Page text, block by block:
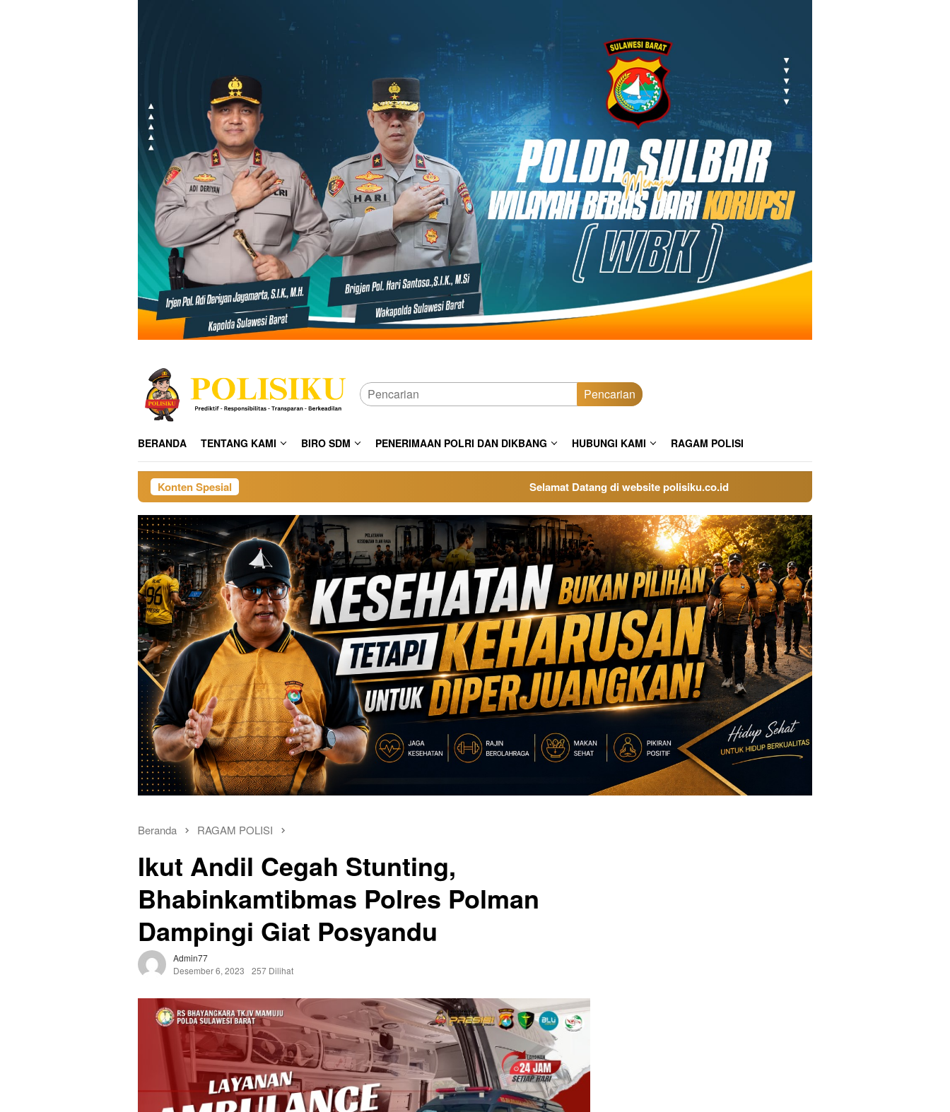
Pencarian
BERANDA TENTANG KAMI BIRO SDM PENERIMAAN POLRI DAN DIKBANG HUBUNGI KAMI RAGAM POLISI
Konten Spesial Selamat Datang di website polisiku.co.id
Beranda RAGAM POLISI
Ikut Andil Cegah Stunting,
Bhabinkamtibmas Polres Polman
Dampingi Giat Posyandu
Admin77
Desember 6, 2023
257 Dilihat